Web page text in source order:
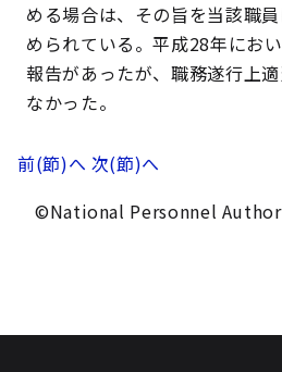
める場合は、その旨を当該職
められている。平成28年にお
報告があったが、職務遂行上
なかった。
前(節)へ 次(節)へ
©National Personnel